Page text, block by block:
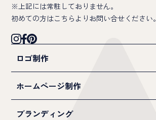
※上記には常駐しておりません。
初めての方はこちら よりお問い合せください。
ロゴ制作
ホームページ制作
ブランディング